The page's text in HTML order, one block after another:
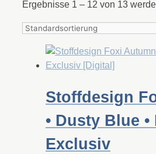
Ergebnisse 1 – 12 von 13
Stoffdesign
• Dusty Blue •
Exclusiv